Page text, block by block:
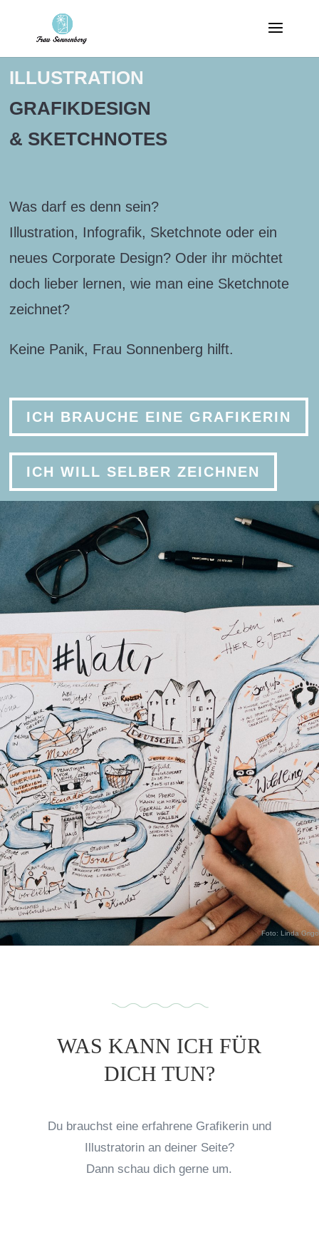
ILLUSTRATION
GRAFIKDESIGN
& SKETCHNOTES
Was darf es denn sein?
Illustration, Infografik, Sketchnote oder ein
neues Corporate Design? Oder ihr möchtet
doch lieber lernen, wie man eine Sketchnote
zeichnet?
Keine Panik, Frau Sonnenberg hilft.
ICH BRAUCHE EINE GRAFIKERIN
ICH WILL SELBER ZEICHNEN
Foto: Linda Grigo
WAS KANN ICH FÜR
DICH TUN?
Du brauchst eine erfahrene Grafikerin und
Illustratorin an deiner Seite?
Dann schau dich gerne um.